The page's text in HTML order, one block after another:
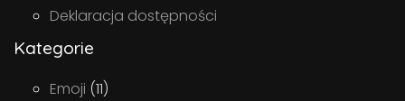
Deklaracja dostępności
Kategorie
Emoji (11)